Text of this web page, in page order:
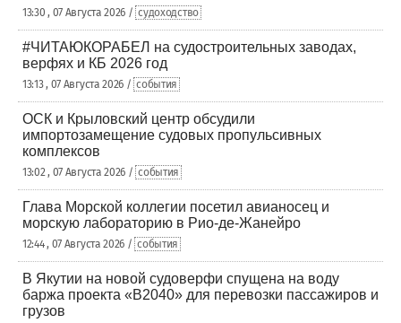
13:30 , 07 Августа 2026 / судоходство
#ЧИТАЮКОРАБЕЛ на судостроительных заводах,
верфях и КБ 2026 год
13:13 , 07 Августа 2026 / события
ОСК и Крыловский центр обсудили
импортозамещение судовых пропульсивных
комплексов
13:02 , 07 Августа 2026 / события
Глава Морской коллегии посетил авианосец и
морскую лабораторию в Рио-де-Жанейро
12:44 , 07 Августа 2026 / события
В Якутии на новой судоверфи спущена на воду
баржа проекта «В2040» для перевозки пассажиров и
грузов